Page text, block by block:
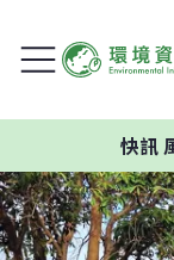
風機離